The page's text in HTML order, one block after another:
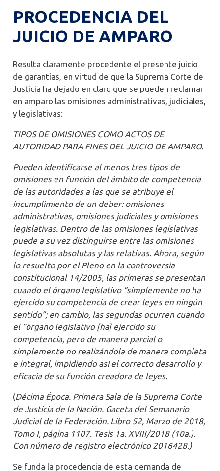
PROCEDENCIA DEL
JUICIO DE AMPARO
Resulta claramente procedente el presente juicio
de garantías, en virtud de que la Suprema Corte de
Justicia ha dejado en claro que se pueden reclamar
en amparo las omisiones administrativas, judiciales,
y legislativas:
TIPOS DE OMISIONES COMO ACTOS DE
AUTORIDAD PARA FINES DEL JUICIO DE AMPARO.
Pueden identificarse al menos tres tipos de
omisiones en función del ámbito de competencia
de las autoridades a las que se atribuye el
incumplimiento de un deber: omisiones
administrativas, omisiones judiciales y omisiones
legislativas. Dentro de las omisiones legislativas
puede a su vez distinguirse entre las omisiones
legislativas absolutas y las relativas. Ahora, según
lo resuelto por el Pleno en la controversia
constitucional 14/2005, las primeras se presentan
cuando el órgano legislativo “simplemente no ha
ejercido su competencia de crear leyes en ningún
sentido”; en cambio, las segundas ocurren cuando
el “órgano legislativo [ha] ejercido su
competencia, pero de manera parcial o
simplemente no realizándola de manera completa
e integral, impidiendo así el correcto desarrollo y
eficacia de su función creadora de leyes.
(Décima Época. Primera Sala de la Suprema Corte
de Justicia de la Nación. Gaceta del Semanario
Judicial de la Federación. Libro 52, Marzo de 2018,
Tomo I, página 1107. Tesis 1a. XVIII/2018 (10a.).
Con número de registro electrónico 2016428.)
Se funda la procedencia de esta demanda de